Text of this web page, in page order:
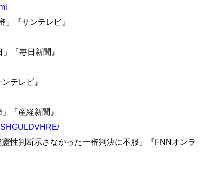
『サンテレビ』
『毎日新聞』
テレビ』
『産経新聞』
性判断示さなかった一審判決に不服」『FNNオンラ